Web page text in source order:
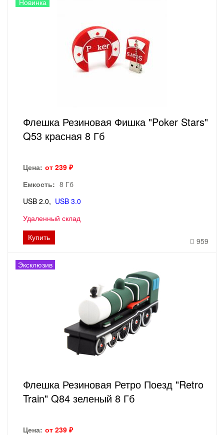
Новинка
Флешка Резиновая Фишка "Poker Stars"
Q53 красная 8 Гб
Цена: от 239 ₽
Емкость: 8 Гб
USB 2.0
USB 3.0
Удаленный склад
Купить
959
Эксклюзив
Флешка Резиновая Ретро Поезд "Retro
Train" Q84 зеленый 8 Гб
Цена: от 239 ₽